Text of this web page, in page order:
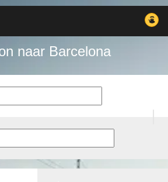
naar Barcelona